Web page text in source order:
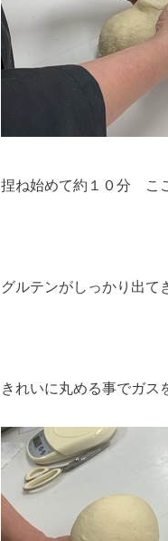
捏ね始めて約１０分 こ
グルテンがしっかり出て
きれいに丸める事でガス